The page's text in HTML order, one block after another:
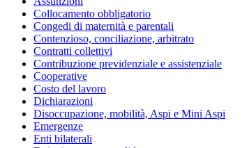
Collocamento obbligatorio
Congedi di maternità e parentali
Contenzioso, conciliazione, arbitrato
Contratti collettivi
Contribuzione previdenziale e assistenziale
Cooperative
Costo del lavoro
Dichiarazioni
Disoccupazione, mobilità, Aspi e Mini Aspi
Emergenze
Enti bilaterali